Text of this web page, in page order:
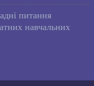
питання
навчальних